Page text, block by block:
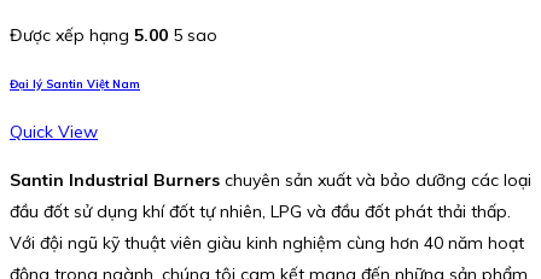
Được xếp hạng 5.00 5 sao
Đại lý Santin Việt Nam
Quick View
Santin Industrial Burners chuyên sản xuất và bảo dưỡng các loại
đầu đốt sử dụng khí đốt tự nhiên, LPG và đầu đốt phát thải thấp.
Với đội ngũ kỹ thuật viên giàu kinh nghiệm cùng hơn 40 năm hoạt